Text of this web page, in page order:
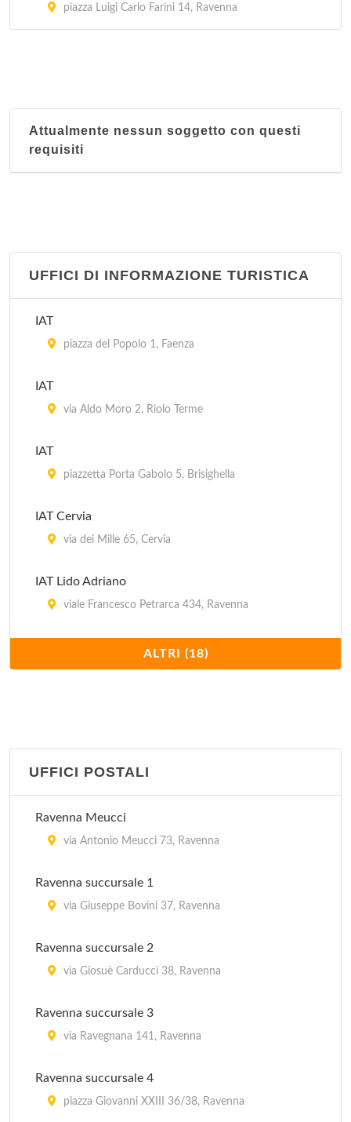
piazza Luigi Carlo Farini 14, Ravenna
Attualmente nessun soggetto con questi
requisiti
UFFICI DI INFORMAZIONE TURISTICA
IAT
piazza del Popolo 1, Faenza
IAT
via Aldo Moro 2, Riolo Terme
IAT
piazzetta Porta Gabolo 5, Brisighella
IAT Cervia
via dei Mille 65, Cervia
IAT Lido Adriano
viale Francesco Petrarca 434, Ravenna
viale Fratelli Vivaldi 51, Ravenna
IAT Lido di Savio
IAT Milano Marittima
IAT Pinarella
IAT Porto Corsini
ALTRI (18)
UFFICI POSTALI
Ravenna Meucci
via Antonio Meucci 73, Ravenna
Ravenna succursale 1
via Giuseppe Bovini 37, Ravenna
Ravenna succursale 2
via Giosuè Carducci 38, Ravenna
Ravenna succursale 3
via Ravegnana 141, Ravenna
Ravenna succursale 4
piazza Giovanni XXIII 36/38, Ravenna